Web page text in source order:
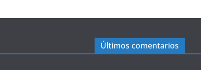
Últimos comentarios